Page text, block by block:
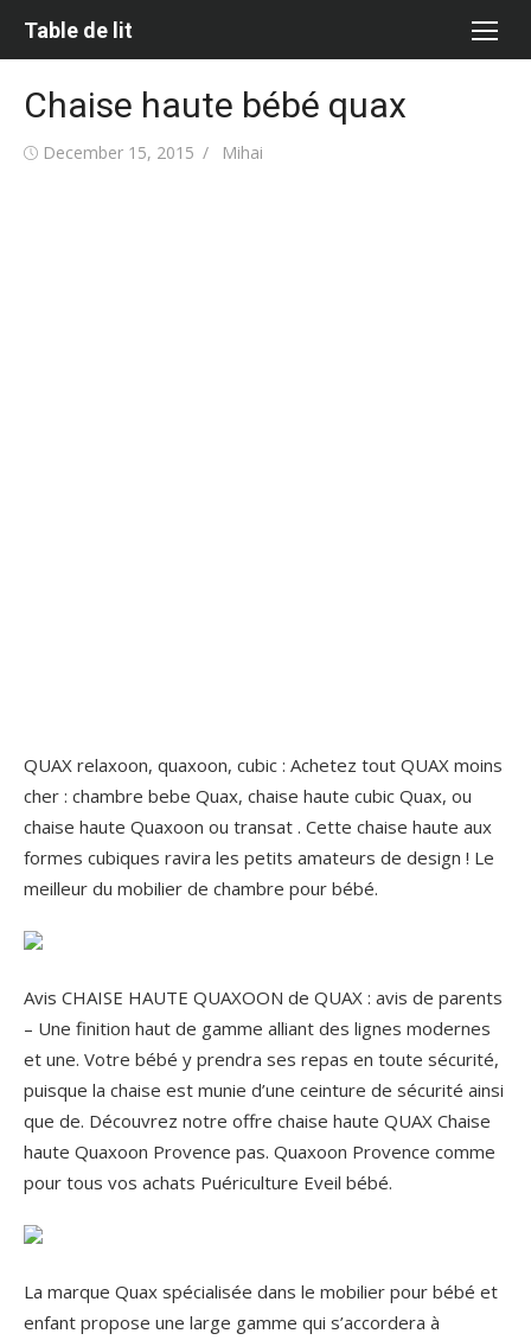
Table de lit
Chaise haute bébé quax
Posted
December 15, 2015 Author
Mihai
QUAX relaxoon, quaxoon, cubic : Achetez tout QUAX moins
cher : chambre bebe Quax, chaise haute cubic Quax, ou
chaise haute Quaxoon ou transat . Cette chaise haute aux
formes cubiques ravira les petits amateurs de design ! Le
meilleur du mobilier de chambre pour bébé.
Avis CHAISE HAUTE QUAXOON de QUAX : avis de parents
– Une finition haut de gamme alliant des lignes modernes
et une. Votre bébé y prendra ses repas en toute sécurité,
puisque la chaise est munie d’une ceinture de sécurité ainsi
que de. Découvrez notre offre chaise haute QUAX Chaise
haute Quaxoon Provence pas. Quaxoon Provence comme
pour tous vos achats Puériculture Eveil bébé.
La marque Quax spécialisée dans le mobilier pour bébé et
enfant propose une large gamme qui s’accordera à